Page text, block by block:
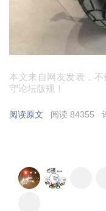
本文来自网友发表，
守论坛版规！
阅读原文 阅读 84355